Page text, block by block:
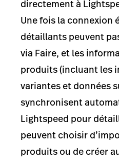
directement à
Une fois la connexion
détaillants peuvent
via Faire, et les
produits (incluant les
variantes et données
synchronisent
Lightspeed pour
peuvent choisir
produits ou de créer